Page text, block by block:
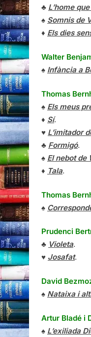
♣ L’home
♠ Somnis de
♦ Els dies
Walter
♠ Infància a
Thomas
♠ Els meus
♦ Sí.
♥ L’imitador
♣ Formigó.
♠ El nebot de
♦ Tala.
Thomas
♠
Prudenci
♣ Violeta.
♥ Josafat.
David
♠ Nataixa i
Artur Bladé i
♠ L’exiliada